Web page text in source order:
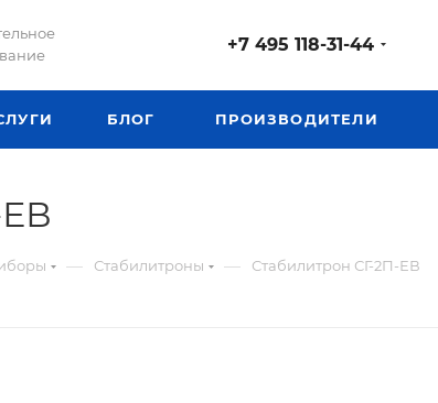
+7 495 118-31-44
БЛОГ ПРОИЗВОДИТЕЛИ
— Стабилитроны — Стабилитрон СГ-2П-ЕВ